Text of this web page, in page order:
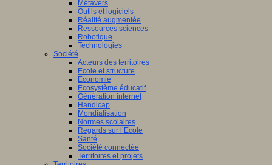
Métavers
Outils et logiciels
Réalité augmentée
Ressources sciences
Robotique
Technologies
Société
Acteurs des territoires
Ecole et structure
Economie
Ecosystème éducatif
Génération internet
Handicap
Mondialisation
Normes scolaires
Regards sur l’Ecole
Santé
Société connectée
Territoires et projets